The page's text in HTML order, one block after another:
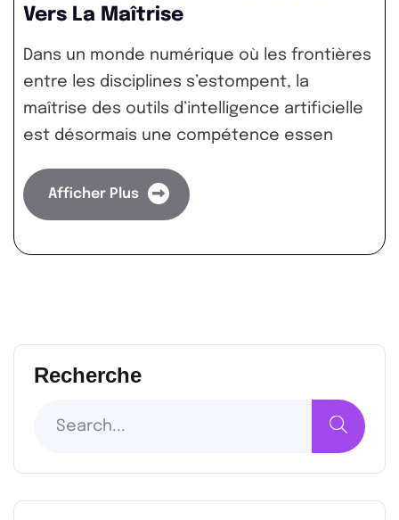
Vers La Maîtrise
Dans un monde numérique où les frontières
entre les disciplines s’estompent, la
maîtrise des outils d’intelligence artificielle
est désormais une compétence essen
Afficher Plus
Recherche